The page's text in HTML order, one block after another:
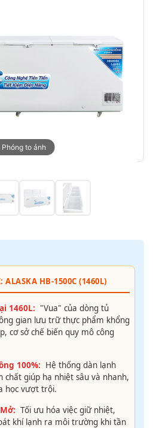
Phóng to ảnh
ALASKA HB-1500C (1460L)
1460L: "Vua" của dòng tủ
gian lưu trữ thực phẩm khổng
cơ sở chế biến quy mô công
100%: Hệ thống dàn lạnh
chất giúp hạ nhiệt sâu và nhanh,
học vượt trội.
Tối ưu hóa việc giữ nhiệt,
khí lạnh ra môi trường khi tần